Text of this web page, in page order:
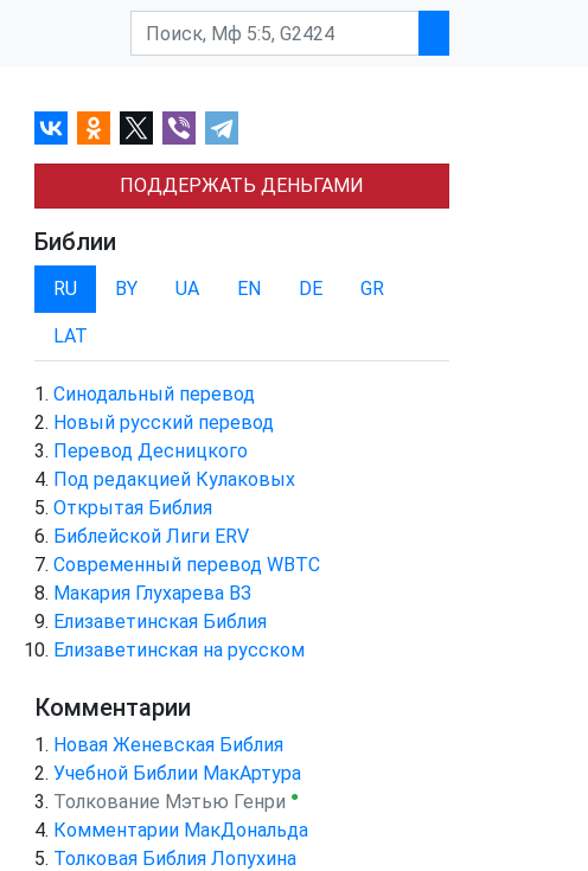
ПОДДЕРЖАТЬ ДЕНЬГАМИ
Библии
RU BY UA EN DE GR
LAT
Синодальный перевод
Новый русский перевод
Перевод Десницкого
Под редакцией Кулаковых
Открытая Библия
Библейской Лиги ERV
Cовременный перевод WBTC
Макария Глухарева ВЗ
Елизаветинская Библия
Елизаветинская на русском
Комментарии
Новая Женевская Библия
Учебной Библии МакАртура
Толкование Мэтью Генри ●
Комментарии МакДональда
Толковая Библия Лопухина